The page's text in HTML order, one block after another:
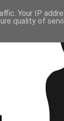
Your IP
quality of